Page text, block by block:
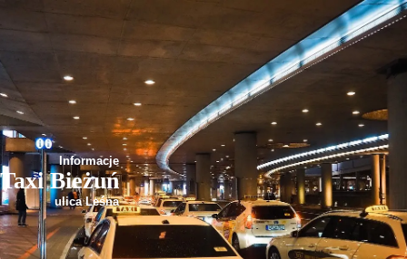
Informacje
Taxi Bieżuń
ulica Leśna